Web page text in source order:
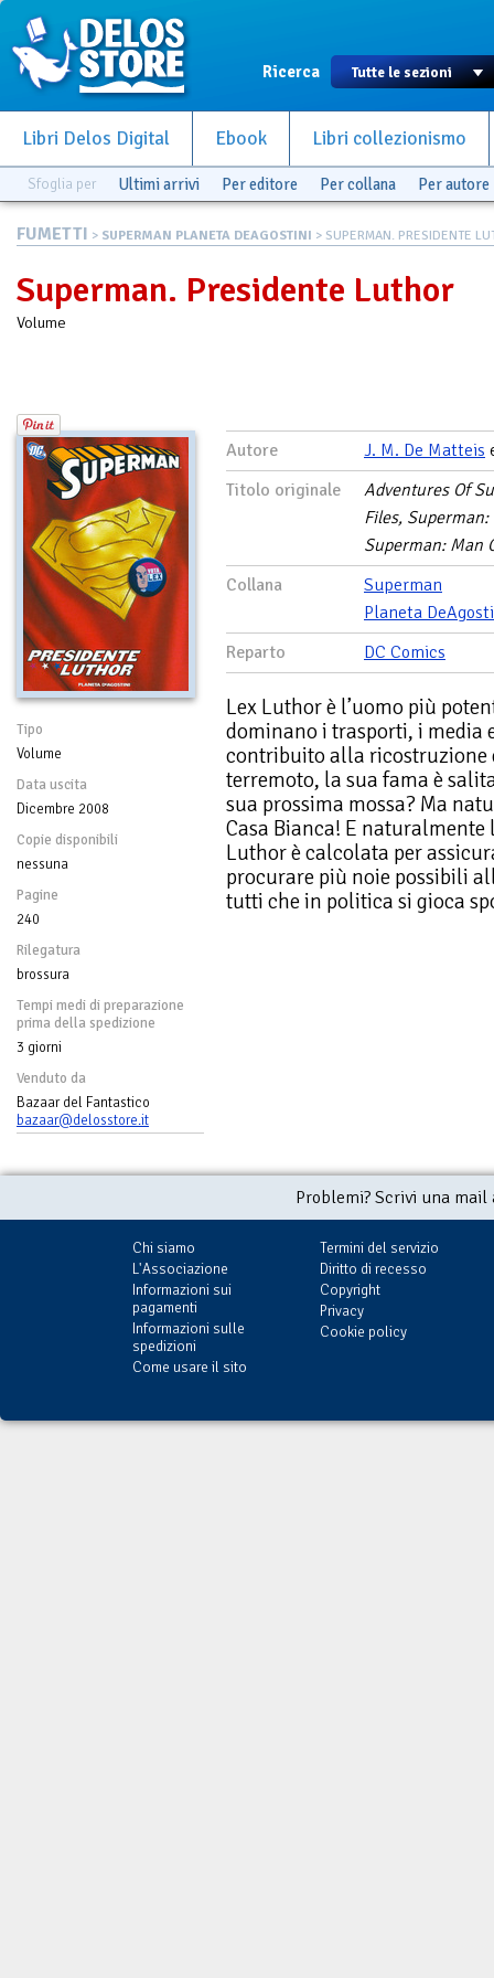
Ricerca
Libri Delos Digital Ebook Libri collezionismo
Sfoglia per Ultimi arrivi Per editore Per collana Per autore
FUMETTI > SUPERMAN PLANETA DEAGOSTINI > SUPERMAN. PRESIDENTE
Superman. Presidente Luthor
Volume
Tipo
Volume
Data uscita
Dicembre 2008
Copie disponibili
nessuna
Pagine
240
Rilegatura
brossura
Tempi medi di preparazione
prima della spedizione
3 giorni
Venduto da
Bazaar del Fantastico
bazaar@delosstore.it
Autore J. M. De Matteis
Titolo originale
Adventures Of
Files,
Superman: Man
Collana
Superman
Planeta
Reparto
DC Comics
Lex Luthor è l’uomo più
dominano i trasporti, i media
contribuito alla ricostruzione
terremoto, la sua fama è
sua prossima mossa? Ma
Casa Bianca! E
Luthor è calcolata per
procurare più noie possibili
tutti che in politica si gioca
Problemi? Scrivi una
Chi siamo
L'Associazione
Informazioni sui
pagamenti
Informazioni sulle
spedizioni
Come usare il sito
Termini del servizio
Diritto di recesso
Copyright
Privacy
Cookie policy